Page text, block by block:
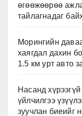
өгөөжөөрөө
тайлагнадаг
Морингийн
хаягдал дахин
1.5 км урт авто
Насанд
үйлчилгээ
зуучлан биеийг